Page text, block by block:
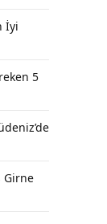
İyi
5
Girne